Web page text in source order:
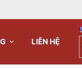
LIÊN HỆ